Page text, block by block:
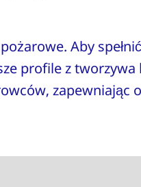
Aby
profile z tworzywa
zapewniając